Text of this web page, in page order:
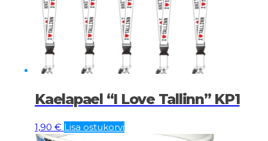
Kaelapael “I Love Tallinn” KP1
1,90 € Lisa ostukorvi